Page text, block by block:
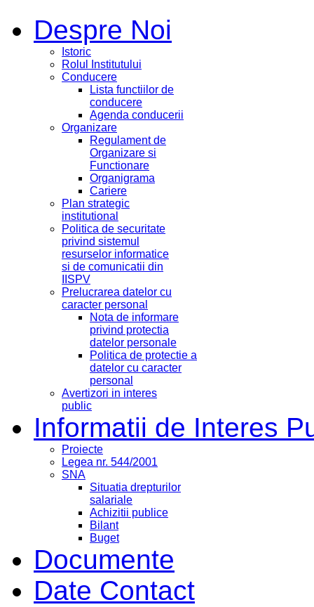
Despre Noi
Istoric
Rolul Institutului
Conducere
Lista functiilor de
conducere
Agenda conducerii
Organizare
Regulament de
Organizare si
Functionare
Organigrama
Cariere
Plan strategic
institutional
Politica de securitate
privind sistemul
resurselor informatice
si de comunicatii din
IISPV
Prelucrarea datelor cu
caracter personal
Nota de informare
privind protectia
datelor personale
Politica de protectie a
datelor cu caracter
personal
Avertizori in interes
public
Informatii de Interes
Proiecte
Legea nr. 544/2001
SNA
Situatia drepturilor
salariale
Achizitii publice
Bilant
Buget
Documente
Date Contact